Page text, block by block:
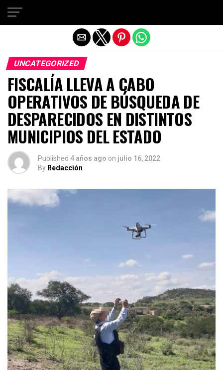
UNCATEGORIZED
FISCALÍA LLEVA A CABO
OPERATIVOS DE BÚSQUEDA DE
DESPARECIDOS EN DISTINTOS
MUNICIPIOS DEL ESTADO
Published 4 años ago on julio 16, 2022
By Redacción